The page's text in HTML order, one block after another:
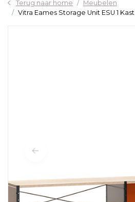
Terug naar home
Meubelen
Vitra Eames Storage Unit ESU 1 Kast